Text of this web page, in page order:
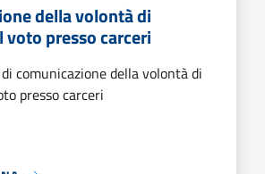
della volontà di
presso carceri
comunicazione della volontà di
presso carceri